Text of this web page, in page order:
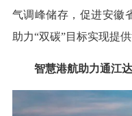
气调峰储存，促进安徽
助力“双碳”目标实现提
智慧港航助力通江